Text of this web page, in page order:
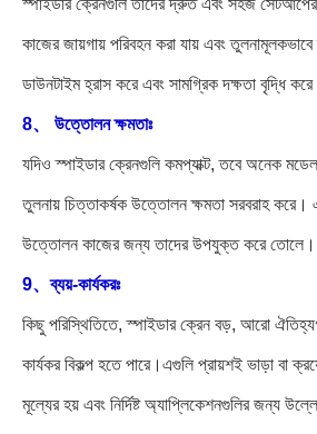
স্পাইডার ক্রেনগুলি তাদের দ্রুত এবং সহজ
কাজের জায়গায় পরিবহন করা যায় এবং
ডাউনটাইম হ্রাস করে এবং সামগ্রিক দক্ষতা বৃদ্ধি
8、 উত্তোলন ক্ষমতাঃ
যদিও স্পাইডার ক্রেনগুলি কমপ্যাক্ট, তবে অনেক
তুলনায় চিত্তাকর্ষক উত্তোলন ক্ষমতা সরবরাহ করে।
উত্তোলন কাজের জন্য তাদের উপযুক্ত করে তোলে।
9、ব্যয়-কার্যকরঃ
কিছু পরিস্থিতিতে, স্পাইডার ক্রেন বড়, আরো
কার্যকর বিকল্প হতে পারে।এগুলি প্রায়শই ভাড়া বা
মূল্যের হয় এবং নির্দিষ্ট অ্যাপ্লিকেশনগুলির জন্য